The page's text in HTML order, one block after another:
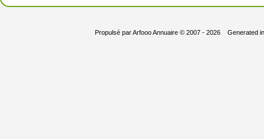
Propulsé parArfooo Annuaire© 2007 - 2026 Generated